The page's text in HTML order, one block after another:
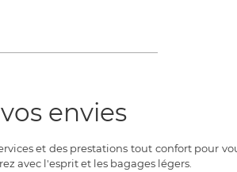
envies
et des prestations tout confort pour
avec l'esprit et les bagages légers.